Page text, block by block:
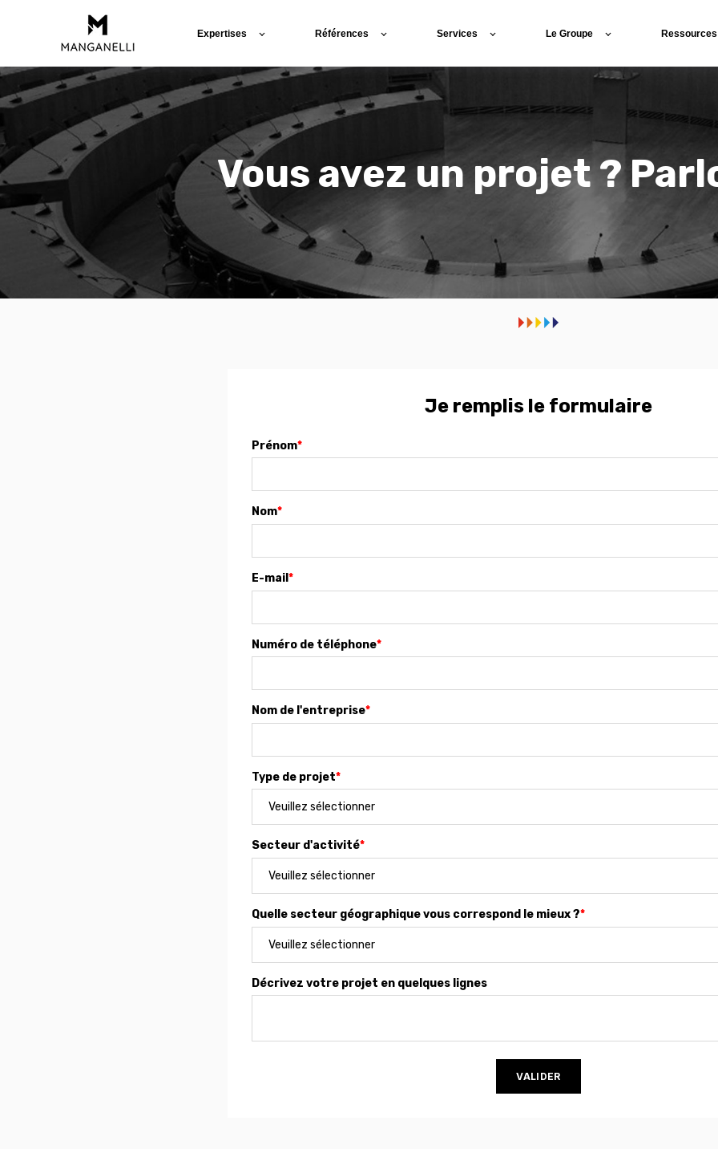
Expertises Références Services Le Groupe Ressources
Vous avez un projet ?
Je remplis le formulaire
Prénom*
Nom*
E-mail *
Numéro de téléphone*
Nom de l'entreprise*
Type de projet*
Secteur d'activité*
Quelle secteur géographique vous correspond le mieux ?*
Décrivez votre projet en quelques lignes